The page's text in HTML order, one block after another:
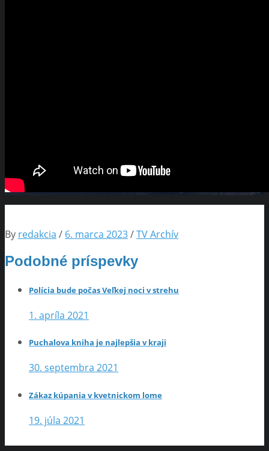
By redakcia / 6. marca 2023/TV Archív
Podobné príspevky
Polícia bude počas Veľkej noci v strehu
1. apríla 2021
Puchalova kniha je najlepšia v kraji
30. septembra 2021
Zákaz kúpania v kvetnickom lome
19. júla 2021